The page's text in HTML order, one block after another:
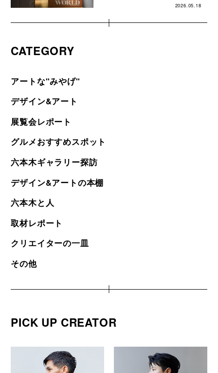
2026.05.18
CATEGORY
アートな"みやげ"
デザイン&アート
展覧会レポート
グルメおすすめスポット
六本木ギャラリー探訪
デザイン&アートの本棚
六本木と人
取材レポート
クリエイターの一皿
その他
PICK UP CREATOR